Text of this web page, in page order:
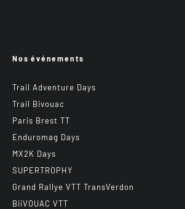
Nos événements
Trail Adventure Days
Trail Bivouac
Paris Brest TT
Enduromag Days
MX2K Days
SUPERTROPHY
Grand Rallye VTT TransVerdon
BiiVOUAC VTT